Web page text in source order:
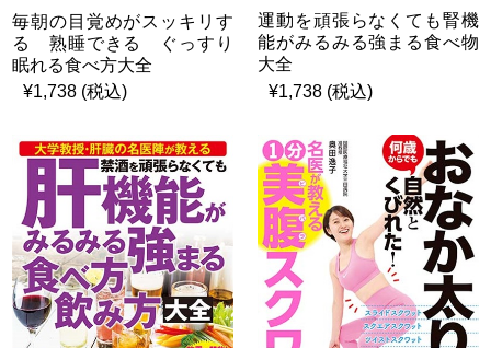
毎朝の目覚めがスッキリす
る 熟睡できる ぐっすり
眠れる食べ方大全
¥1,738 (税込)
運動を頑張らなくても腎機
能がみるみる強まる食べ物
大全
¥1,738 (税込)